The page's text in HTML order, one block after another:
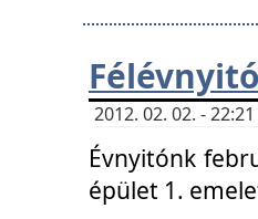
2012. 02. 02. -
Évnyitónk
épület 1.